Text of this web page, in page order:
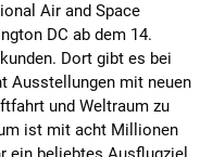
Air and Space
DC ab dem 14.
Dort gibt es bei
Ausstellungen mit neuen
und Weltraum zu
ist mit acht Millionen